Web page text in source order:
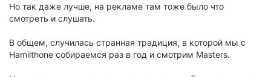
Но так даже лучше, на рекламе там тоже было что
смотреть и слушать.
В общем, случилась странная традиция, в которой мы с
Hamilthone собираемся раз в год и смотрим Masters.